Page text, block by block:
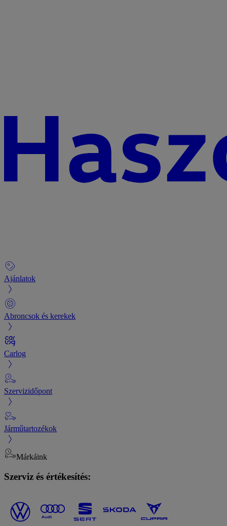
Ajánlatok
Abroncsok és kerekek
Carlog
Szervizidőpont
Járműtartozékok
Márkáink
Szerviz és értékesítés: